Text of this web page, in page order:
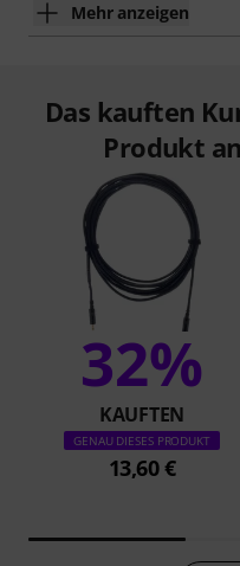
Mehr anzeigen
Das kauften
Produkt
32%
KAUFTEN
GENAU DIESES PRODUKT
13,60 €